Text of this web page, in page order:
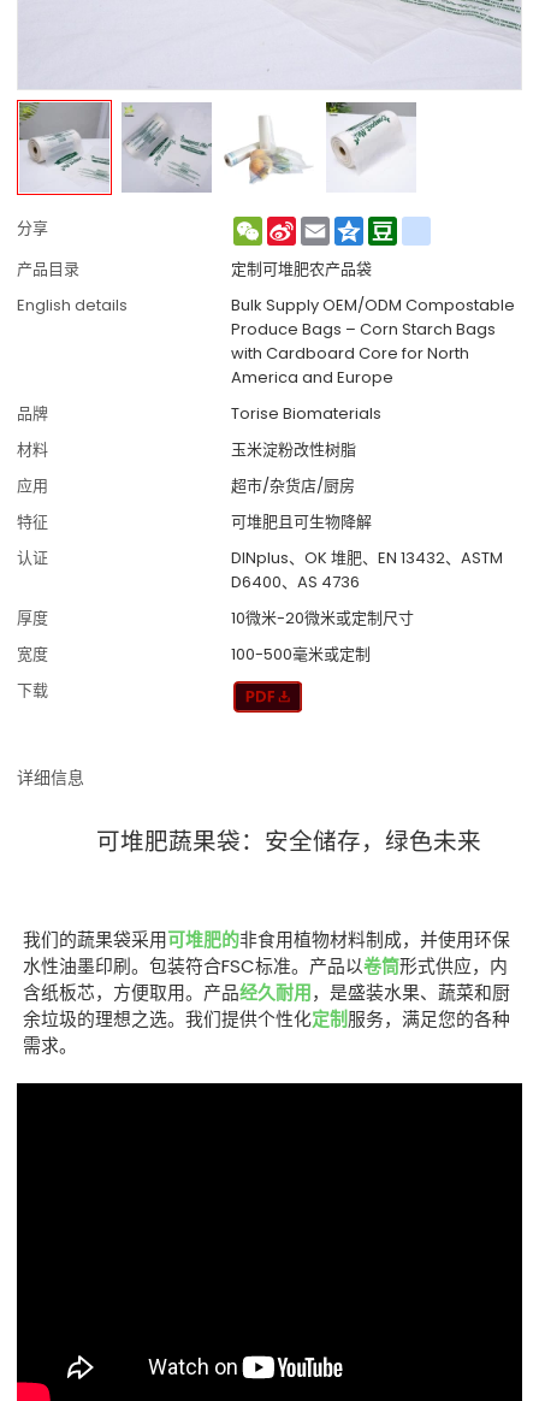
分享 WeChat
Sina
Weibo
EmailQzone
产品目录
定制可堆肥农产品袋
English details
Bulk Supply OEM/ODM Compostable
Produce Bags – Corn Starch Bags
with Cardboard Core for North
America and Europe
品牌
Torise Biomaterials
材料
玉米淀粉改性树脂
应用
超市/杂货店/厨房
特征
可堆肥且可生物降解
认证
DINplus、OK 堆肥、EN 13432、ASTM
D6400、AS 4736
厚度
10微米-20微米或定制尺寸
宽度
100-500毫米或定制
下载
详细信息
可堆肥蔬果袋：安全储存，绿色未来
我们的蔬果袋采用可堆肥的非食用植物材料制成，并使用环保
水性油墨印刷。包装符合FSC标准。产品以卷筒形式供应，内
含纸板芯，方便取用。产品经久耐用，是盛装水果、蔬菜和厨
余垃圾的理想之选。我们提供个性化定制服务，满足您的各种
需求。